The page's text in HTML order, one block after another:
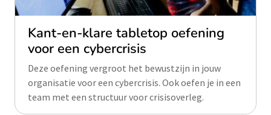
Kant-en-klare tabletop oefening
voor een cybercrisis
Deze oefening vergroot het bewustzijn in jouw
organisatie voor een cybercrisis. Ook oefen je in een
team met een structuur voor crisisoverleg.